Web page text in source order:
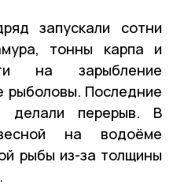
запускали сотни
тонны карпа и
на зарыбление
рыболовы. Последние
делали перерыв. В
на водоёме
рыбы из-за толщины